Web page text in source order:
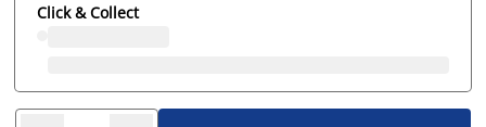
Click & Collect